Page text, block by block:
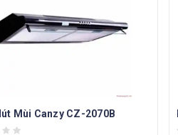
Mùi Canzy CZ-2070B